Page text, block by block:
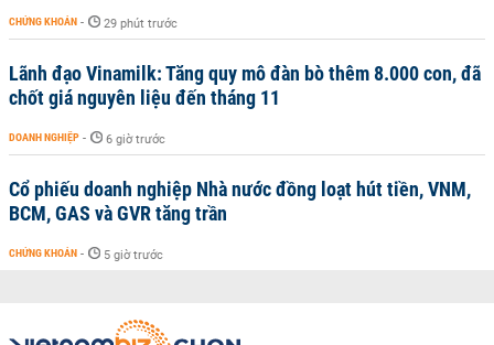
CHỨNG KHOÁN - 29 phút trước
Lãnh đạo Vinamilk: Tăng quy mô đàn bò thêm 8.000 con, đã
chốt giá nguyên liệu đến tháng 11
DOANH NGHIỆP - 6 giờ trước
Cổ phiếu doanh nghiệp Nhà nước đồng loạt hút tiền, VNM,
BCM, GAS và GVR tăng trần
CHỨNG KHOÁN - 5 giờ trước